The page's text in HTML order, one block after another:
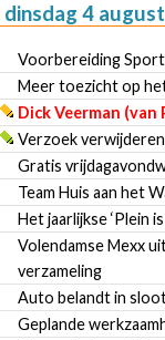
dinsdag 4
Voorbereiding
Meer toezicht op
Dick Veerman (van
Verzoek
Gratis
Team Huis aan het
Het jaarlijkse ‘Plein
Volendamse Mexx
verzameling
Auto belandt in
Geplande